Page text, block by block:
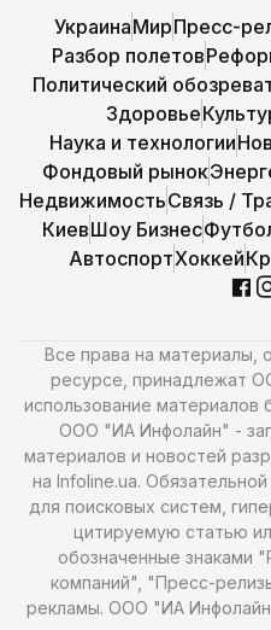
УкраинаМирПресс-
Разбор полетов
Политический
Здоровье
Наука и технологии
Фондовый рынок
НедвижимостьСвязь /
КиевШоу Бизнес
АвтоспортХоккей
Все права на материалы,
ресурсе, принадлежат
использование материалов
ООО "ИА Инфолайн" -
материалов и новостей
на Infoline.ua.
для поисковых систем,
цитируемую статью
обозначенные знаками
компаний", "Пресс-
рекламы. ООО "ИА